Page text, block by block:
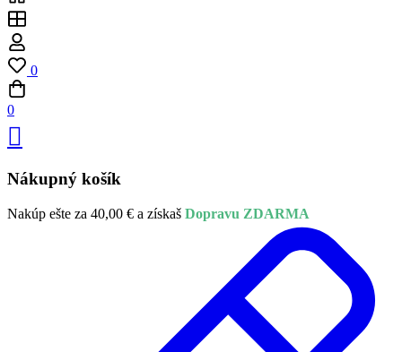
0
0
Nákupný košík
Nakúp ešte za 40,00 € a získaš Dopravu ZDARMA